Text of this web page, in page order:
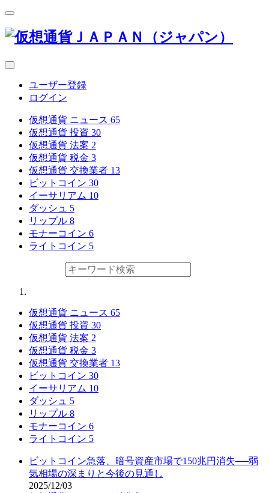
ユーザー登録
ログイン
仮想通貨 ニュース 65
仮想通貨 投資 30
仮想通貨 法案 2
仮想通貨 税金 3
仮想通貨 交換業者 13
ビットコイン 30
イーサリアム 10
ダッシュ 5
リップル 8
モナーコイン 6
ライトコイン 5
仮想通貨 ニュース 65
仮想通貨 投資 30
仮想通貨 法案 2
仮想通貨 税金 3
仮想通貨 交換業者 13
ビットコイン 30
イーサリアム 10
ダッシュ 5
リップル 8
モナーコイン 6
ライトコイン 5
ビットコイン急落、暗号資産市場で150兆円消失──弱
気相場の深まりと今後の見通し
2025/12/03